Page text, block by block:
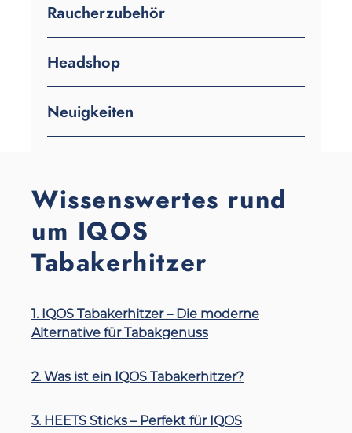
Raucherzubehör
Headshop
Neuigkeiten
Wissenswertes rund
um IQOS
Tabakerhitzer
1. IQOS Tabakerhitzer – Die moderne
Alternative für Tabakgenuss
2. Was ist ein IQOS Tabakerhitzer?
3. HEETS Sticks – Perfekt für IQOS